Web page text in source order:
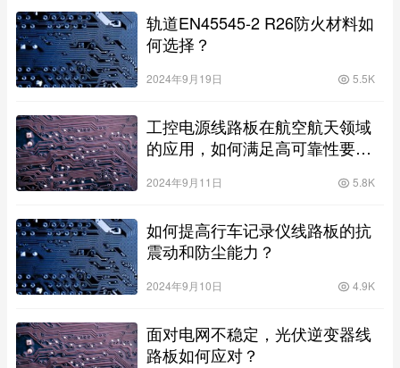
轨道EN45545-2 R26防火材料如
何选择？
2024年9月19日 5.5K
工控电源线路板在航空航天领域
的应用，如何满足高可靠性要
2024年9月11日 5.8K
如何提高行车记录仪线路板的抗
震动和防尘能力？
2024年9月10日 4.9K
面对电网不稳定，光伏逆变器线
路板如何应对？